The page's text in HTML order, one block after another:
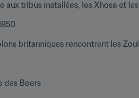
aux tribus installées, les Xhosa et
britanniques rencontrent les
des Boers